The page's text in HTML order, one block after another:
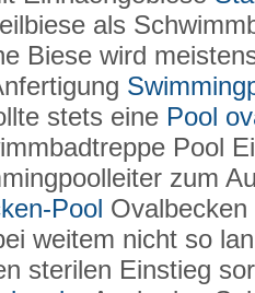
als
Biese wird
stets eine Pool
Pool
zum
Pool
weitem nicht so
sterilen Einstieg